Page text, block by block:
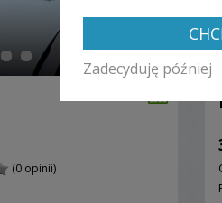
(0 opinii)
Zadecyduję później